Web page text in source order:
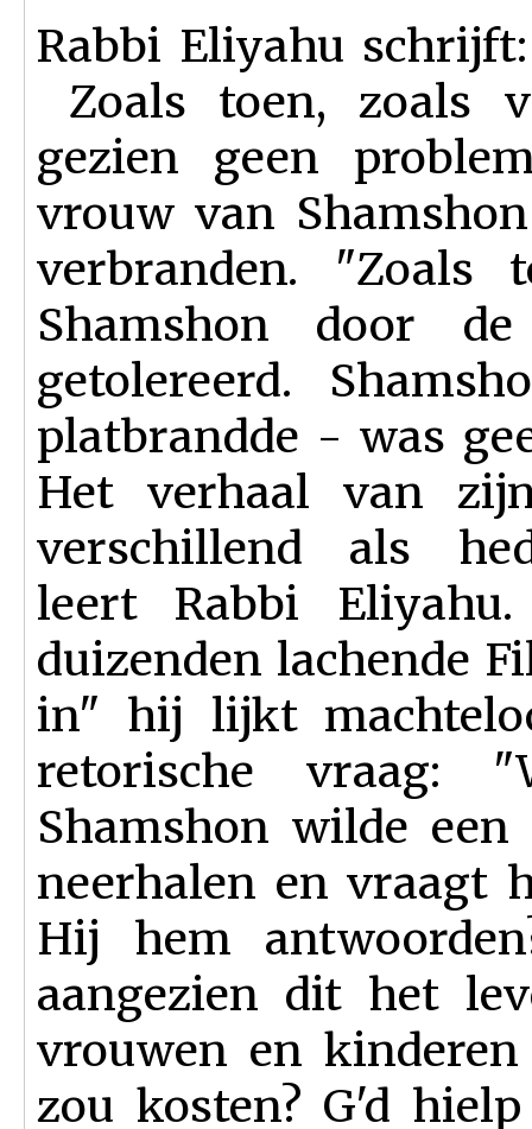
Rabbi Eliyahu
Zoals toen, zoals
gezien geen
vrouw van
verbranden. "Zoals
Shamshon door
getolereerd.
platbrandde - was
Het verhaal van
verschillend als
leert Rabbi
duizenden lachende
in" hij lijkt
retorische vraag:
Shamshon wilde
neerhalen en vraagt
Hij hem
aangezien dit het
vrouwen en
zou kosten? G'd